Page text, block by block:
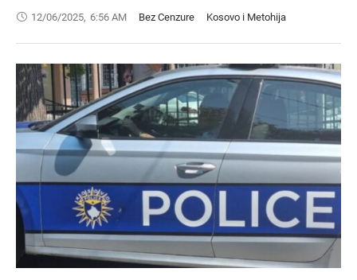
12/06/2025, 6:56 AM Bez Cenzure Kosovo i Metohija